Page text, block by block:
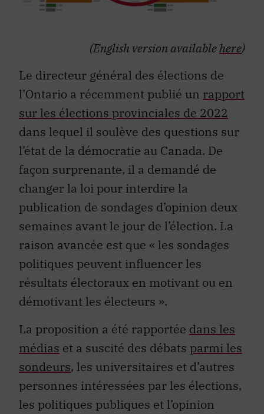
(English version availablehere)
Le directeur général des élections de
l’Ontario a récemment publié un rapport
sur les élections provinciales de 2022
dans lequel il soulève des questions sur
l’état de la démocratie au Canada. De
façon surprenante, il a demandé de
changer la loi pour interdire la
publication de sondages d’opinion deux
semaines avant le jour de l’élection. La
raison avancée est que « les sondages
politiques peuvent influencer les
résultats électoraux en motivant ou en
démotivant les électeurs ».
La proposition a été rapportée dans les
médias et a suscité des débats parmi les
sondeurs, les universitaires et d’autres
personnes intéressées par les élections,
les politiques publiques et l’opinion